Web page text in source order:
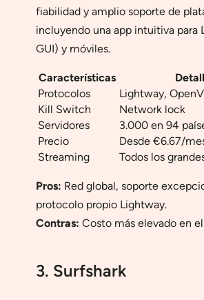
fiabilidad y amplio soporte de
incluyendo una app intuitiva para
GUI) y móviles.
Características
Protocolos
Lightway,
Kill Switch
Network lock
Servidores
3.000 en 94
Precio
Desde €6.67/
Streaming
Todos los
Pros: Red global, soporte
protocolo propio Lightway.
Contras: Costo más elevado en
3. Surfshark